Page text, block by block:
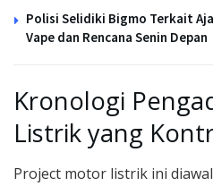
Polisi Selidiki Bigmo Terkait
Vape dan Rencana Senin Depan
Kronologi
Listrik yang
Project motor listrik ini